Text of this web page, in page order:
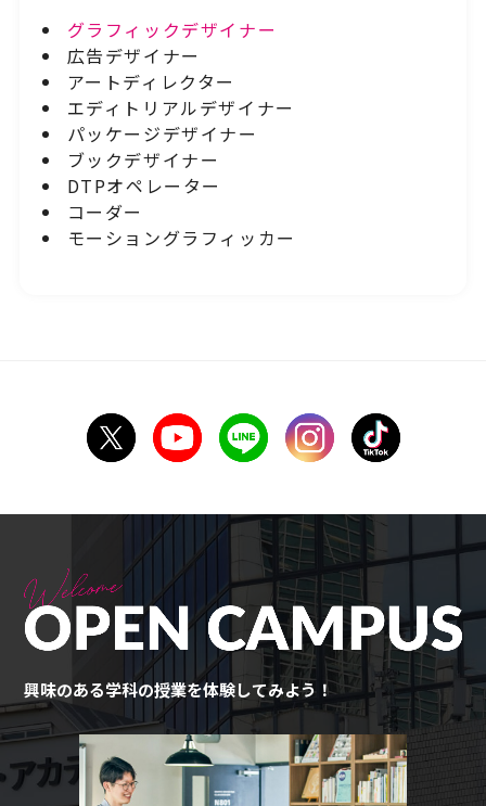
グラフィックデザイナー
広告デザイナー
アートディレクター
エディトリアルデザイナー
パッケージデザイナー
ブックデザイナー
DTPオペレーター
コーダー
モーショングラフィッカー
興味のある学科の授業を体験してみよう！